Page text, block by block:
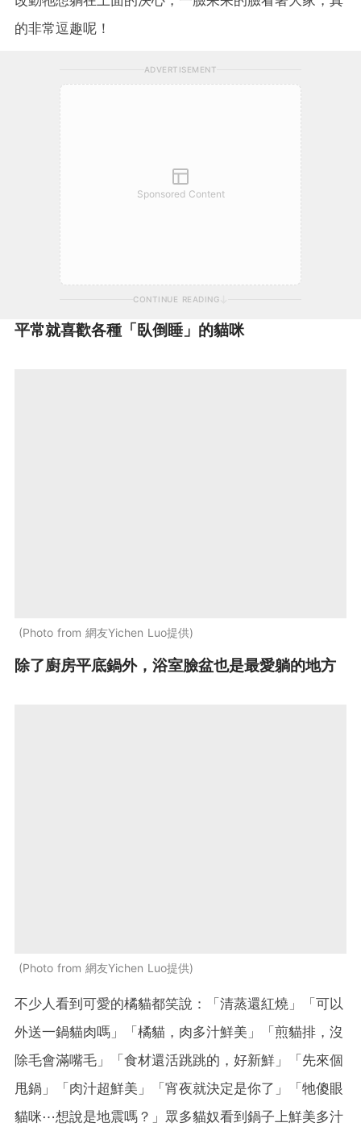
的非常逗趣呢！
ADVERTISEMENT
Sponsored Content
CONTINUE READING
平常就喜歡各種「臥倒睡」的貓咪
Photo from 網友Yichen Luo提供
除了廚房平底鍋外，浴室臉盆也是最愛躺的地方
Photo from 網友Yichen Luo提供
不少人看到可愛的橘貓都笑說：「清蒸還紅燒」「可以
外送一鍋貓肉嗎」「橘貓，肉多汁鮮美」「煎貓排，沒
除毛會滿嘴毛」「食材還活跳跳的，好新鮮」「先來個
甩鍋」「肉汁超鮮美」「宵夜就決定是你了」「牠傻眼
貓咪⋯想說是地震嗎？」眾多貓奴看到鍋子上鮮美多汁